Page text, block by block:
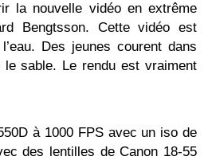
la nouvelle vidéo en extrême
Bengtsson. Cette vidéo est
Des jeunes courent dans
le sable. Le rendu est vraiment
à 1000 FPS avec un iso de
des lentilles de Canon 18-55